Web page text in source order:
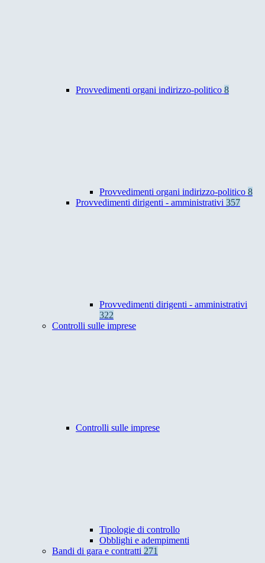
Provvedimenti organi indirizzo-politico 8
Provvedimenti organi indirizzo-politico 8
Provvedimenti dirigenti - amministrativi 357
Provvedimenti dirigenti - amministrativi
322
Controlli sulle imprese
Controlli sulle imprese
Tipologie di controllo
Obblighi e adempimenti
Bandi di gara e contratti 271